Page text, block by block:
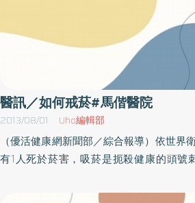
才能接納新的經驗，獲得智慧的恩典。」
以為你很瞭解自己的觀點，但是要你解釋
或者，你想要寫一個主題，才發現你的想
時，你應該把想法淬鍊與濃縮成一、兩
技巧稱為「電梯簡報」，意指在你和執
他問你：「有什麼新鮮事？」你已經準備
先生很有技術天賦，他是用流程圖來幫他
口語表達的朋友，她會錄下平常自己講
家，則是透過寫作來磨練思考，那是我掌
擱著，以後再拿出來複習。當你拿出清單
醫訊／如何戒菸#馬偕醫院
2013/08/01 Uho編輯部
（優活健康網新聞部／綜合報導）依世界
有1人死於菸害，吸菸是扼殺健康的頭號
發火災，以及產生嚴重環保問題，可說是